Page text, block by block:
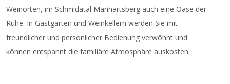
Weinorten, im Schmidatal Manhartsberg auch eine Oase der
Ruhe. In Gastgärten und Weinkellern werden Sie mit
freundlicher und persönlicher Bedienung verwöhnt und
können entspannt die familiäre Atmosphäre auskosten.